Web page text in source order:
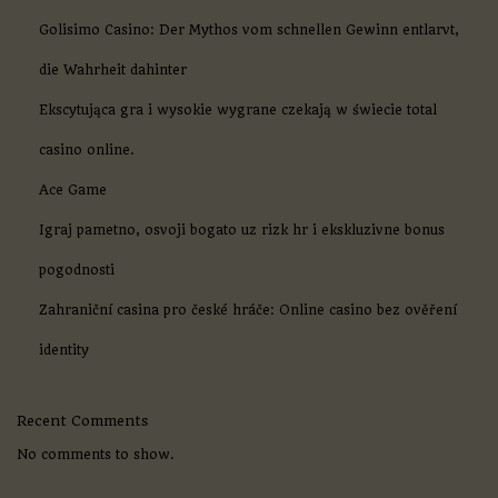
5
S
Golisimo Casino: Der Mythos vom schnellen Gewinn entlarvt,
die Wahrheit dahinter
Ekscytująca gra i wysokie wygrane czekają w świecie total
casino online.
Ace Game
Igraj pametno, osvoji bogato uz rizk hr i ekskluzivne bonus
pogodnosti
Zahraniční casina pro české hráče: Online casino bez ověření
identity
Recent Comments
No comments to show.